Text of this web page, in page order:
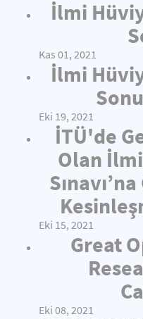
İlmi
Kas 01, 2021
İlmi
Eki 19, 2021
İTÜ'de
Olan
Eki 15, 2021
Great
Eki 08, 2021